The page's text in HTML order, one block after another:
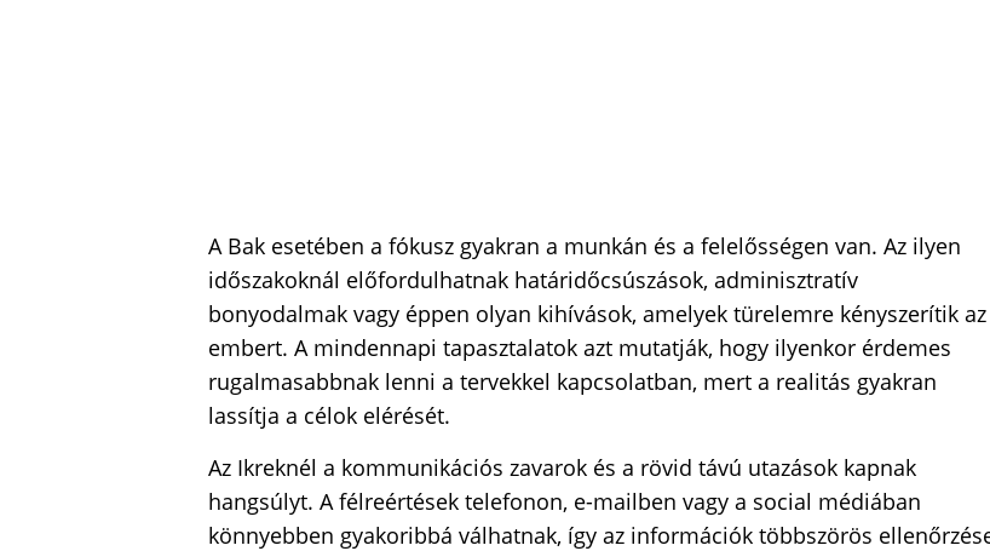
A Bak esetében a fókusz gyakran a munkán és a felelősségen van. Az ilyen
időszakoknál előfordulhatnak határidőcsúszások, adminisztratív
bonyodalmak vagy éppen olyan kihívások, amelyek türelemre kényszerítik az
embert. A mindennapi tapasztalatok azt mutatják, hogy ilyenkor érdemes
rugalmasabbnak lenni a tervekkel kapcsolatban, mert a realitás gyakran
lassítja a célok elérését.
Az Ikreknél a kommunikációs zavarok és a rövid távú utazások kapnak
hangsúlyt. A félreértések telefonon, e-mailben vagy a social médiában
könnyebben gyakoribbá válhatnak, így az információk többszörös